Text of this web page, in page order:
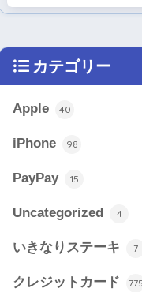
カテゴリー
Apple 40
iPhone 98
PayPay 15
Uncategorized 4
いきなりステーキ 7
クレジットカード 775